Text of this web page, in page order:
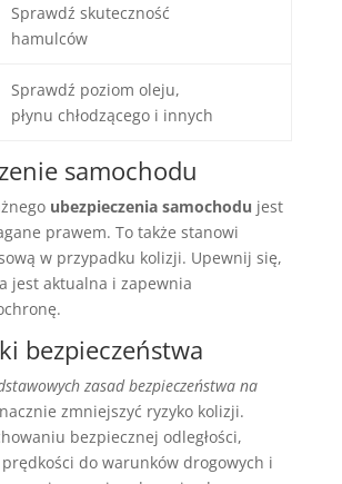
Sprawdź skuteczność
hamulców
Sprawdź poziom oleju,
płynu chłodzącego i innych
samochodu
ubezpieczenia samochodu jest
prawem. To także stanowi
w przypadku kolizji. Upewnij się,
jest aktualna i zapewnia
bezpieczeństwa
zasad bezpieczeństwa na
zmniejszyć ryzyko kolizji.
bezpiecznej odległości,
do warunków drogowych i